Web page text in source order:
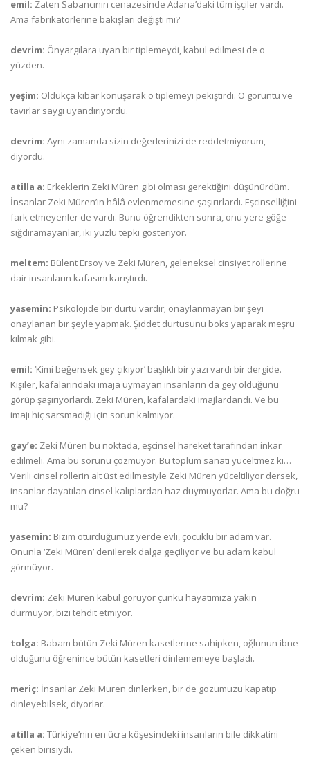
emil: Zaten Sabancının cenazesinde Adana’daki tüm işçiler vardı.
Ama fabrikatörlerine bakışları değişti mi?
devrim: Önyargılara uyan bir tiplemeydi, kabul edilmesi de o
yüzden.
yeşim: Oldukça kibar konuşarak o tiplemeyi pekiştirdi. O görüntü ve
tavırlar saygı uyandırıyordu.
devrim: Aynı zamanda sizin değerlerinizi de reddetmiyorum,
diyordu.
atilla a: Erkeklerin Zeki Müren gibi olması gerektiğini düşünürdüm.
İnsanlar Zeki Müren’in hâlâ evlenmemesine şaşırırlardı. Eşcinselliğini
fark etmeyenler de vardı. Bunu öğrendikten sonra, onu yere göğe
sığdıramayanlar, iki yüzlü tepki gösteriyor.
meltem: Bülent Ersoy ve Zeki Müren, geleneksel cinsiyet rollerine
dair insanların kafasını karıştırdı.
yasemin: Psikolojide bir dürtü vardır; onaylanmayan bir şeyi
onaylanan bir şeyle yapmak. Şiddet dürtüsünü boks yaparak meşru
kılmak gibi.
emil: ‘Kimi beğensek gey çıkıyor’ başlıklı bir yazı vardı bir dergide.
Kişiler, kafalarındaki imaja uymayan insanların da gey olduğunu
görüp şaşırıyorlardı. Zeki Müren, kafalardaki imajlardandı. Ve bu
imajı hiç sarsmadığı için sorun kalmıyor.
gay’e: Zeki Müren bu noktada, eşcinsel hareket tarafından inkar
edilmeli. Ama bu sorunu çözmüyor. Bu toplum sanatı yüceltmez ki…
Verili cinsel rollerin alt üst edilmesiyle Zeki Müren yüceltiliyor dersek,
insanlar dayatılan cinsel kalıplardan haz duymuyorlar. Ama bu doğru
mu?
yasemin: Bizim oturduğumuz yerde evli, çocuklu bir adam var.
Onunla ‘Zeki Müren’ denilerek dalga geçiliyor ve bu adam kabul
görmüyor.
devrim: Zeki Müren kabul görüyor çünkü hayatımıza yakın
durmuyor, bizi tehdit etmiyor.
tolga: Babam bütün Zeki Müren kasetlerine sahipken, oğlunun ibne
olduğunu öğrenince bütün kasetleri dinlememeye başladı.
meriç: İnsanlar Zeki Müren dinlerken, bir de gözümüzü kapatıp
dinleyebilsek, diyorlar.
atilla a: Türkiye’nin en ücra köşesindeki insanların bile dikkatini
çeken birisiydi.